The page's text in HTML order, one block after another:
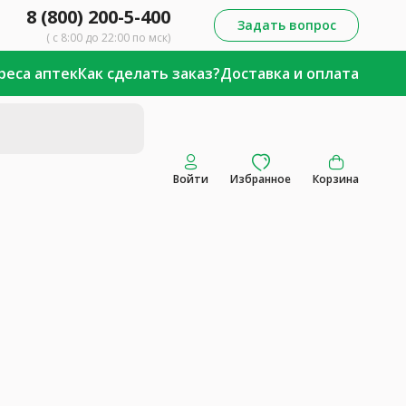
8 (800) 200-5-400
( с 8:00 до 22:00 по мск)
Задать вопрос
аптекКак сделать заказ?Доставка и оплата
Войти Избранное Корзина